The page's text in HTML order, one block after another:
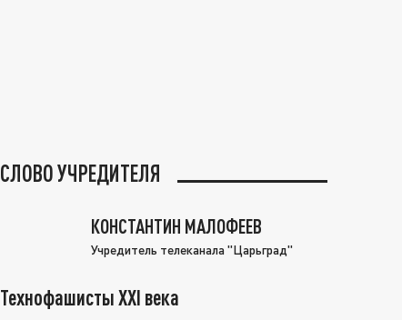
СЛОВО УЧРЕДИТЕЛЯ
КОНСТАНТИН МАЛОФЕЕВ
Учредитель телеканала "Царьград"
Технофашисты XXI века